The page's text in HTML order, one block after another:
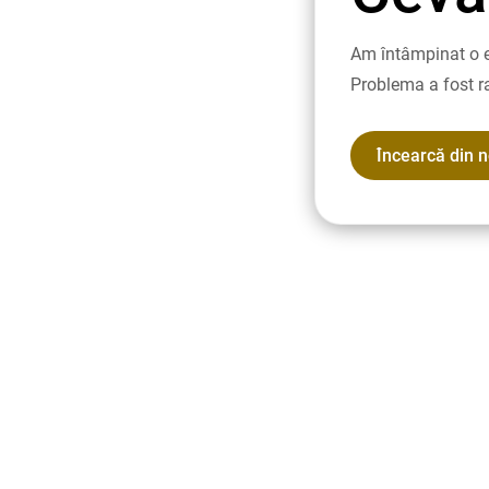
Am întâmpinat o
Problema a fost
Încearcă din